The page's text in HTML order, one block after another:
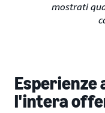
mostrati
Esperienze
l'intera